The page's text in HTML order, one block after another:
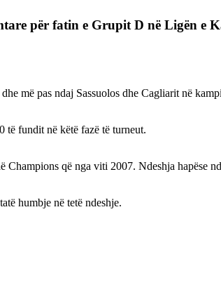
për fatin e Grupit D në Ligën e
më pas ndaj Sassuolos dhe Cagliarit në
të fundit në këtë fazë të turneut.
Champions që nga viti 2007. Ndeshja hapëse
humbje në tetë ndeshje.